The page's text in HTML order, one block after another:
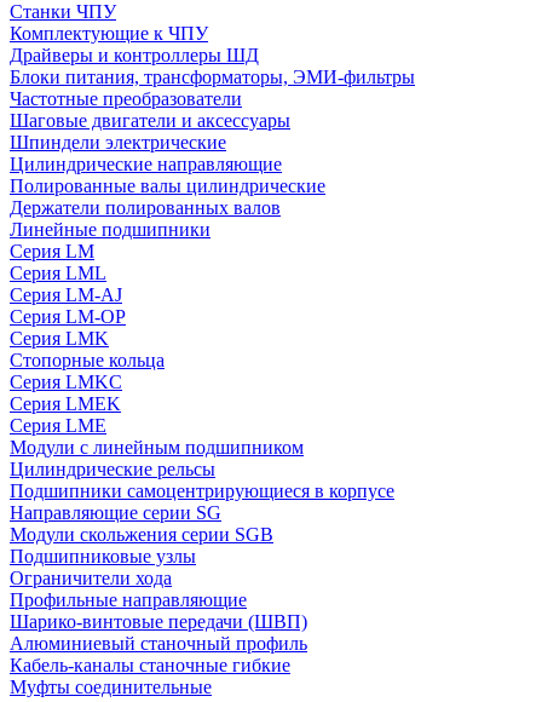
Станки ЧПУ
Комплектующие к ЧПУ
Драйверы и контроллеры ШД
Блоки питания, трансформаторы, ЭМИ-фильтры
Частотные преобразователи
Шаговые двигатели и аксессуары
Шпиндели электрические
Цилиндрические направляющие
Полированные валы цилиндрические
Держатели полированных валов
Линейные подшипники
Серия LM
Серия LML
Серия LM-AJ
Серия LM-OP
Серия LMK
Стопорные кольца
Серия LMKC
Серия LMEK
Серия LME
Модули с линейным подшипником
Цилиндрические рельсы
Подшипники самоцентрирующиеся в корпусе
Направляющие серии SG
Модули скольжения серии SGB
Подшипниковые узлы
Ограничители хода
Профильные направляющие
Шарико-винтовые передачи (ШВП)
Алюминиевый станочный профиль
Кабель-каналы станочные гибкие
Муфты соединительные